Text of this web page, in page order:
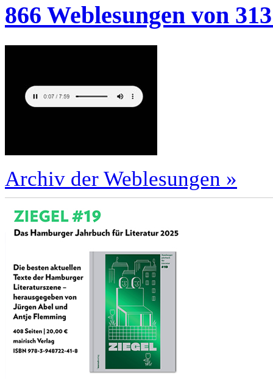
866 Weblesungen von
Archiv der Weblesungen »